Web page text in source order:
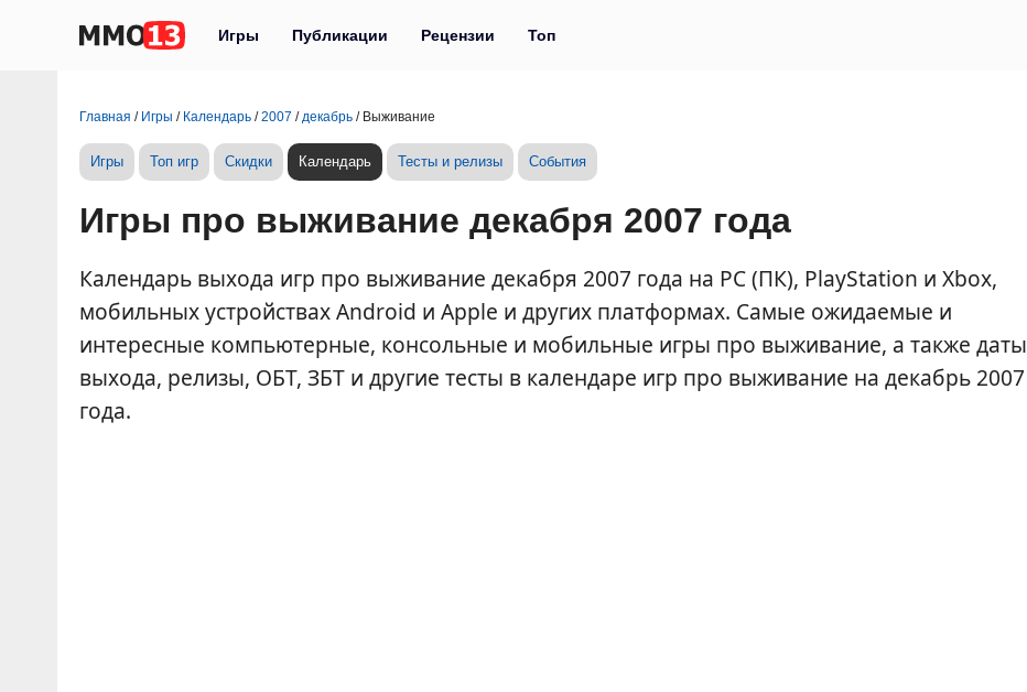
Игры Публикации Рецензии Топ
Главная / Игры / Календарь /2007 /декабрь / Выживание
Игры Топ игр Скидки Календарь Тесты и релизы События
Игры про выживание декабря 2007 года
Календарь выхода игр про выживание декабря 2007 года на PC (ПК), PlayStation и Xbox,
мобильных устройствах Android и Apple и других платформах. Самые ожидаемые и
интересные компьютерные, консольные и мобильные игры про выживание, а также даты
выхода, релизы, ОБТ, ЗБТ и другие тесты в календаре игр про выживание на декабрь 2007
года.